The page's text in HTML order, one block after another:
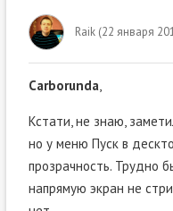
Raik(22 января
Carborunda
Кстати, не знаю,
но у меню Пуск в
прозрачность. Трудно
напрямую экран не